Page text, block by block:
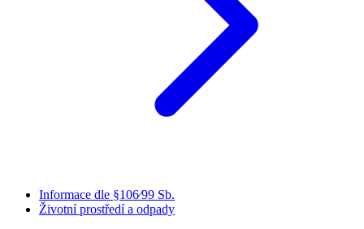
Informace dle §106⁄99 Sb.
Životní prostředí a odpady